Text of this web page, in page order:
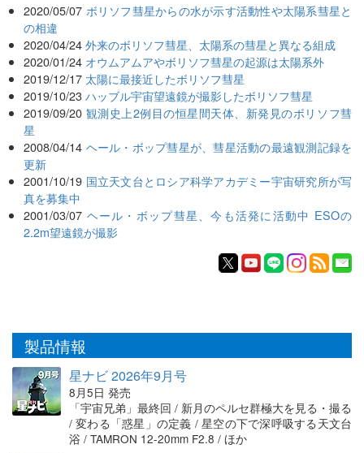
2020/05/07 ボリソフ彗星からの水が示す活動性や太陽系彗星と
の相違
2020/04/24 外来のボリソフ彗星、太陽系の彗星と異なる組成
2020/01/24 オウムアムアやボリソフ彗星の起源は太陽系外
2019/12/17 太陽に最接近したボリソフ彗星
2019/10/23 ハッブル宇宙望遠鏡が撮影したボリソフ彗星
2019/09/20 観測史上2例目の恒星間天体、新発見のボリソフ彗
星
2008/04/14 ヘール・ボップ彗星が、彗星活動の最遠観測記録を
更新
2001/10/19 国立天文台とロシア科学アカデミー宇宙研究所が写
真を募集中
2001/03/07 ヘール・ボップ彗星、今も活発に活動中 ESOの
2.2m望遠鏡が撮影
製品情報
星ナビ 2026年9月号
8月5日 発売
「宇宙兄弟」最終回 / 新月のペルセ群極大を見る・撮る
/ 変わる「惑星」の定義 / 星空の下で深呼吸する天文台
浴 / TAMRON 12-20mm F2.8 / ほか